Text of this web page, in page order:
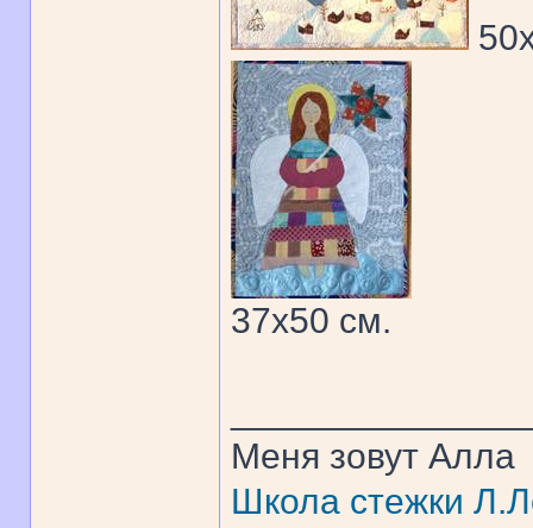
37х50 см.
Меня зовут Алла
Школа стежки